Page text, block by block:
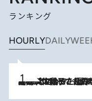
ランキング
HOURLYDAILY
2026.8.5
【阿川佐和子さんの年とる力】なぜ70代で始めた趣味は“こんなに楽しい”のか？ ピアノ、俳句…スランプに陥っても続けられる“ある秘訣”とは